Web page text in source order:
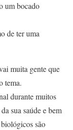
um bocado
de ter uma
muita gente que
tema.
durante muitos
sua saúde e bem
são